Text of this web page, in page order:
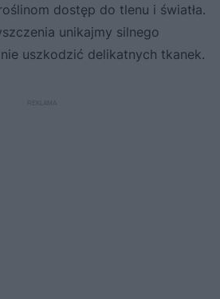
dostęp do tlenu i światła.
unikajmy silnego
uszkodzić delikatnych tkanek.